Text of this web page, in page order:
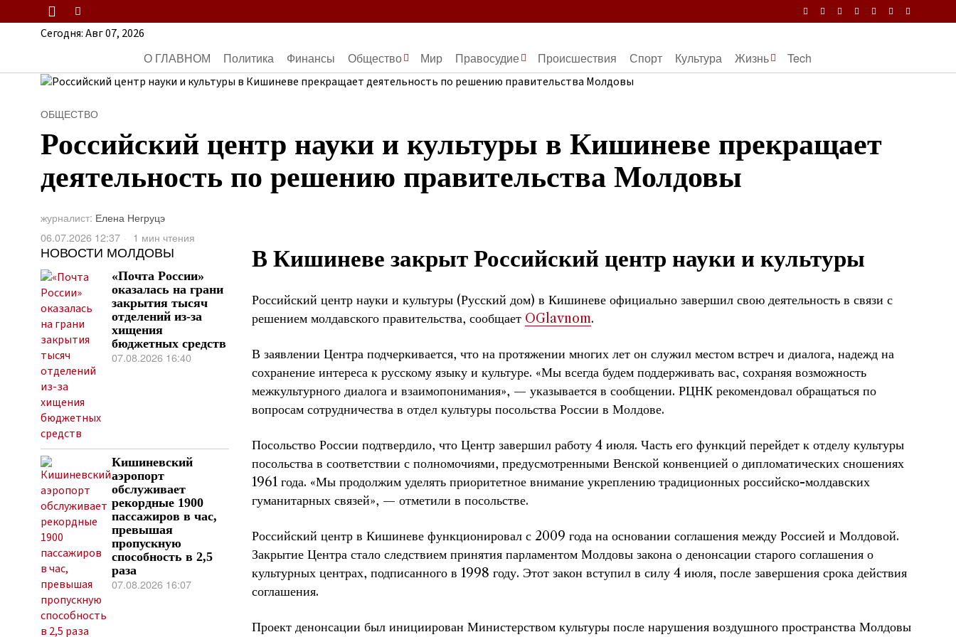
Сегодня:Авг 07, 2026
О ГЛАВНОМ Политика Финансы Общество Мир Правосудие Происшествия Спорт Культура Жизнь Tech
ОБЩЕСТВО
Российский центр науки и культуры в Кишиневе прекращает
деятельность по решению правительства Молдовы
журналист: Елена Негруцэ
06.07.2026 12:37
1 мин чтения
В Кишиневе закрыт Российский центр науки и культуры
Российский центр науки и культуры (Русский дом) в Кишиневе официально завершил свою деятельность в связи с
решением молдавского правительства, сообщает OGlavnom.
В заявлении Центра подчеркивается, что на протяжении многих лет он служил местом встреч и диалога, надежд на
сохранение интереса к русскому языку и культуре. «Мы всегда будем поддерживать вас, сохраняя возможность
межкультурного диалога и взаимопонимания», — указывается в сообщении. РЦНК рекомендовал обращаться по
вопросам сотрудничества в отдел культуры посольства России в Молдове.
Посольство России подтвердило, что Центр завершил работу 4 июля. Часть его функций перейдет к отделу культуры
посольства в соответствии с полномочиями, предусмотренными Венской конвенцией о дипломатических сношениях
1961 года. «Мы продолжим уделять приоритетное внимание укреплению традиционных российско-молдавских
гуманитарных связей», — отметили в посольстве.
Российский центр в Кишиневе функционировал с 2009 года на основании соглашения между Россией и Молдовой.
Закрытие Центра стало следствием принятия парламентом Молдовы закона о денонсации старого соглашения о
культурных центрах, подписанного в 1998 году. Этот закон вступил в силу 4 июля, после завершения срока действия
соглашения.
Проект денонсации был инициирован Министерством культуры после нарушения воздушного пространства Молдовы
НОВОСТИ МОЛДОВЫ
«Почта России»
оказалась на грани
закрытия тысяч
отделений из-за
хищения
бюджетных средств
07.08.2026 16:40
Кишиневский
аэропорт
обслуживает
рекордные 1900
пассажиров в час,
превышая
пропускную
способность в 2,5
раза
07.08.2026 16:07